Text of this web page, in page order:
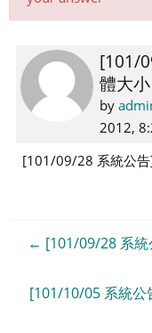
[101/
體大小
by
2012,
Number
of
replies:
0
[101/09/28 系統公
← [101/09/28 系統
[101/10/05 系統公